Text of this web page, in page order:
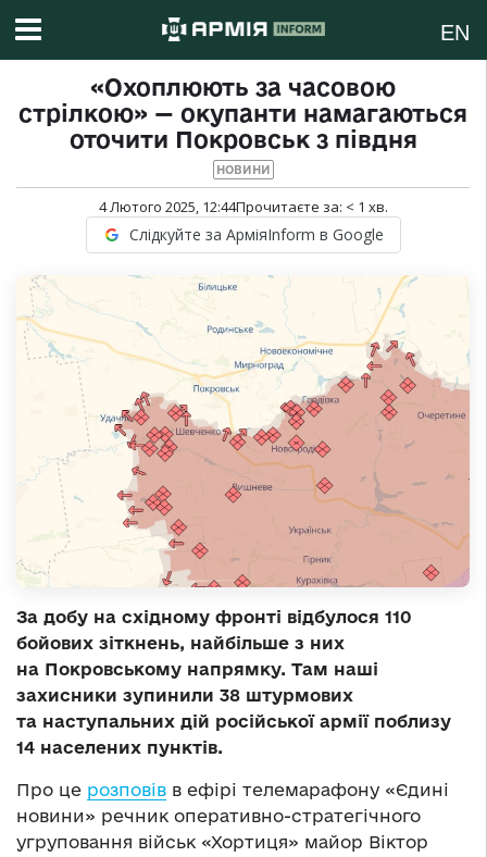
EN
«Охоплюють за часовою
стрілкою» — окупанти намагаються
оточити Покровськ з півдня
НОВИНИ
4 Лютого 2025, 12:44Прочитаєте за: < 1 хв.
Слідкуйте за АрміяInform в Google
За добу на східному фронті відбулося 110
бойових зіткнень, найбільше з них
на Покровському напрямку. Там наші
захисники зупинили 38 штурмових
та наступальних дій російської армії поблизу
14 населених пунктів.
Про це розповів в ефірі телемарафону «Єдині
новини» речник оперативно-стратегічного
угруповання військ «Хортиця» майор Віктор